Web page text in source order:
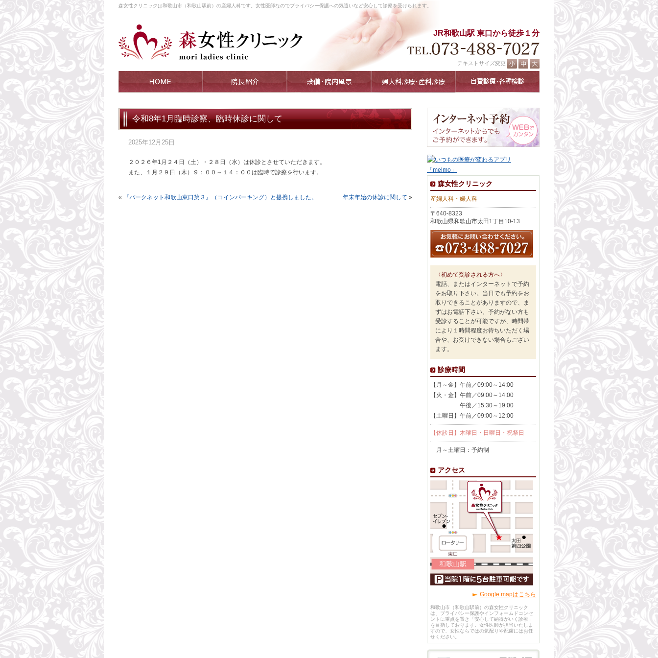
森女性クリニックは和歌山市（和歌山駅前）の産婦人科です。女性医師なのでプライバシー保護への気遣いなど安心して診察を受けられます。
JR和歌山駅 東口から徒歩１分
テキストサイズ変更
令和8年1月臨時診察、臨時休診に関して
2025年12月25日
２０２６年1月２４日（土）・２８日（水）は休診とさせていただきます。
また、１月２９日（木）９：００～１４：００は臨時で診療を行います。
« 『パークネット和歌山東口第３』（コインパーキング）と提携しました。 年末年始の休診に関して »
森女性クリニック
産婦人科・婦人科
〒640-8323
和歌山県和歌山市太田1丁目10-13
〈初めて受診される方へ〉
電話、またはインターネットで予約
をお取り下さい。当日でも予約をお
取りできることがありますので、ま
ずはお電話下さい。予約がない方も
受診することが可能ですが、時間帯
により１時間程度お待ちいただく場
合や、お受けできない場合もござい
ます。
診療時間
【月～金】午前／09:00～14:00
【火・金】午前／09:00～14:00
午後／15:30～19:00
【土曜日】午前／09:00～12:00
【休診日】木曜日・日曜日・祝祭日
月～土曜日：予約制
アクセス
Google mapはこちら
和歌山市（和歌山駅前）の森女性クリニック
は、プライバシー保護やインフォームドコンセ
ントに重点を置き「安心して納得がいく診療」
を目指しております。女性医師が担当いたしま
すので、女性ならではの気配りや配慮にはお任
せください。